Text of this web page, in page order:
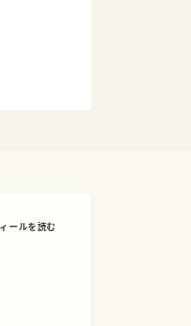
ールを読む